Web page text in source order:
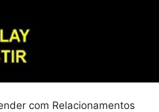
com Relacionamentos